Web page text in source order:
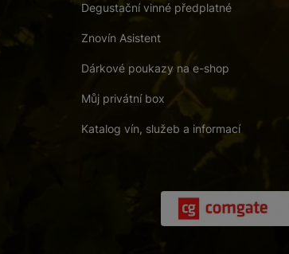
Degustační vinné předplatné
Znovín Asistent
Dárkové poukazy na e-shop
Můj privátní box
Katalog vín, služeb a informací